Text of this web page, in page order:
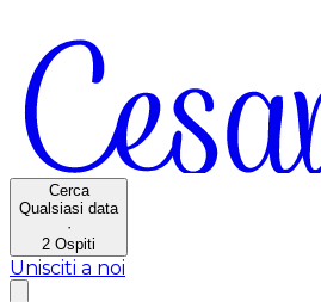
Cerca
Qualsiasi data
·
2 Ospiti
Unisciti a noi